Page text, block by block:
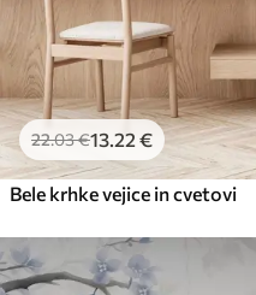
22.03€13 .22 €
Bele krhke vejice in cvetovi